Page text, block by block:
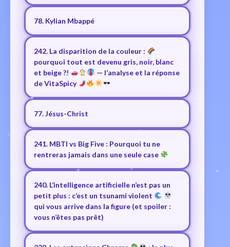
78. Kylian Mbappé
242. La disparition de la couleur :
pourquoi tout est devenu gris, noir, blanc
et beige ?!
— l’analyse et la réponse
de VitaSpicy
77. Jésus-Christ
241. MBTI vs Big Five : Pourquoi tu ne
rentreras jamais dans une seule case
240. L’intelligence artificielle n’est pas un
petit plus : c’est un tsunami violent
qui vous arrive dans la figure (et spoiler :
vous n’êtes pas prêt)